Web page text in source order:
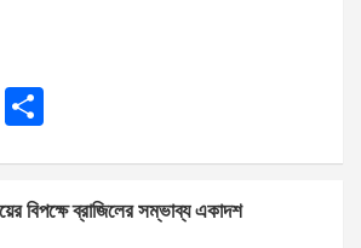
W
e
বিপক্ষে ব্রাজিলের সম্ভাব্য একাদশ